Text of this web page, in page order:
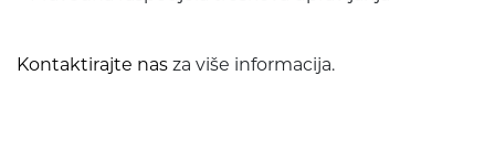
Kontaktirajte nas za više informacija.